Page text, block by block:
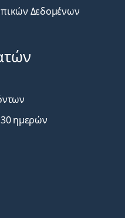
Δεδομένων
ημερών